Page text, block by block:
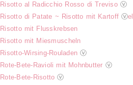
Risotto al Radicchio Rosso di Treviso ⓥ
Risotto di Patate ~ Risotto mit Kartoff ⓥ
Risotto mit Flusskrebsen
Risotto mit Miesmuscheln
Risotto-Wirsing-Rouladen ⓥ
Rote-Bete-Ravioli mit Mohnbutter ⓥ
Rote-Bete-Risotto ⓥ